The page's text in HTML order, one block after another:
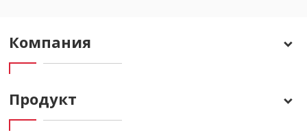
Компания
Продукт